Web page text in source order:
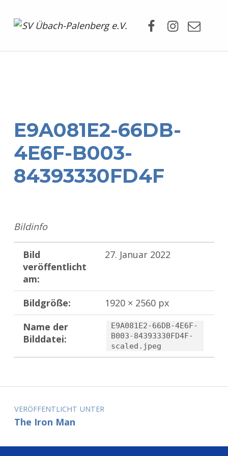
E9A081E2-66DB-
4E6F-B003-
84393330FD4F
Bildinfo
Bild
veröffentlicht
am:
27. Januar 2022
Bildgröße:
1920 × 2560 px
Name der
Bilddatei:
E9A081E2-66DB-4E6F-
B003-84393330FD4F-
scaled.jpeg
Zurück zur Hauptnavigation springen
Beitragsnavigation
VERÖFFENTLICHT UNTER
The Iron Man